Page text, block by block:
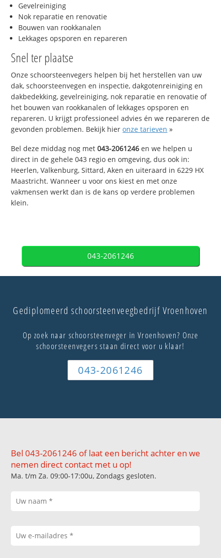
Gevelreiniging
Nok reparatie en renovatie
Bouwen van rookkanalen
Lekkages opsporen en repareren
Snel ter plaatse
Onze schoorsteenvegers helpen bij het herstellen van uw
dak, schoorsteenvegen en inspectie, dakgotenreiniging en
dakbedekking, gevelreiniging, nok reparatie en renovatie of
het bouwen van rookkanalen of lekkages opsporen en
repareren. U krijgt professioneel advies én we repareren de
gevonden problemen. Bekijk hieronze tarieven »
Bel deze middag nog met043-2061246 en we helpen u
direct in de gehele 043 regio en omgeving, dus ook in:
Heerlen, Valkenburg, Sittard, Aken en uiteraard in 6229 HX
Maastricht. Wanneer u voor ons kiest en met onze
vakmensen werkt dan is de kans op verdere problemen
klein.
043-2061246
Gediplomeerd schoorsteenveegbedrijf Vroenhoven
Op zoek naar schoorsteenveger in Vroenhoven? Onze
schoorsteenvegers staan direct voor u klaar!
043-2061246
Bel 043-2061246 of laat een bericht achter en we
nemen direct contact met u op!
Ma. t/m Za. 09:00-17:00u, Zondags gesloten.